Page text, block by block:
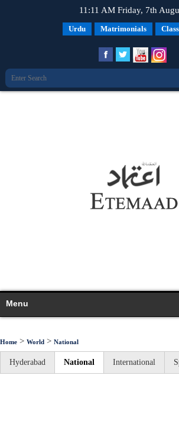
11:11 AM Friday, 7th
Urdu Matrimonials
Menu
Home > World > National
Hyderabad National International